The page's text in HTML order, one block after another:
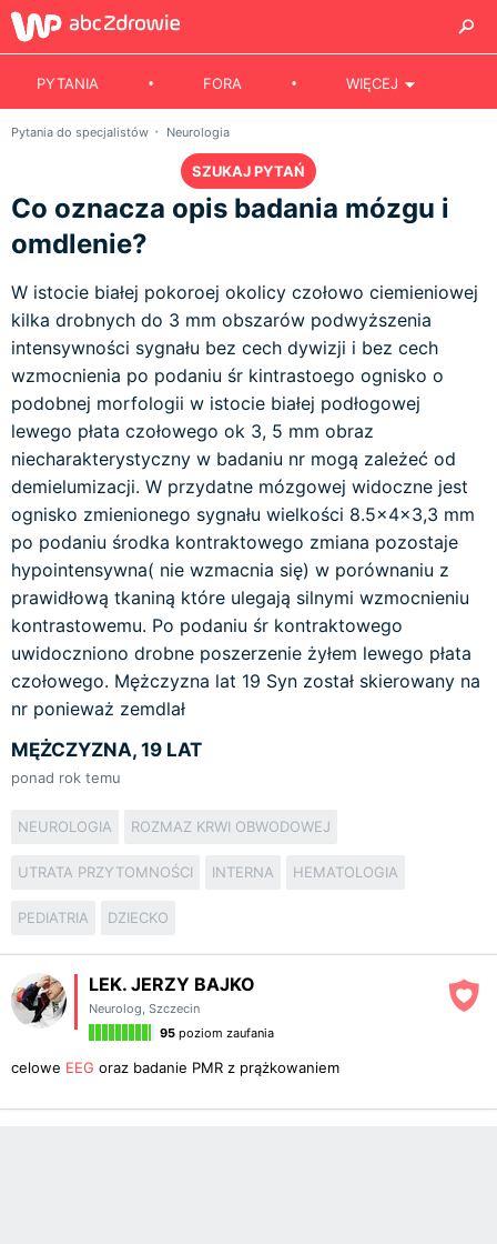
PYTANIA FORA WIĘCEJ
Pytania do specjalistów Neurologia
SZUKAJ PYTAŃ
Co oznacza opis badania mózgu i
omdlenie?
W istocie białej pokoroej okolicy czołowo ciemieniowej
kilka drobnych do 3 mm obszarów podwyższenia
intensywności sygnału bez cech dywizji i bez cech
wzmocnienia po podaniu śr kintrastoego ognisko o
podobnej morfologii w istocie białej podłogowej
lewego płata czołowego ok 3, 5 mm obraz
niecharakterystyczny w badaniu nr mogą zależeć od
demielumizacji. W przydatne mózgowej widoczne jest
ognisko zmienionego sygnału wielkości 8.5×4×3,3 mm
po podaniu środka kontraktowego zmiana pozostaje
hypointensywna( nie wzmacnia się) w porównaniu z
prawidłową tkaniną które ulegają silnymi wzmocnieniu
kontrastowemu. Po podaniu śr kontraktowego
uwidoczniono drobne poszerzenie żyłem lewego płata
czołowego. Mężczyzna lat 19 Syn został skierowany na
nr ponieważ zemdlał
MĘŻCZYZNA, 19 LAT
ponad rok temu
NEUROLOGIA ROZMAZ KRWI OBWODOWEJ
UTRATA PRZYTOMNOŚCI INTERNA HEMATOLOGIA
PEDIATRIA DZIECKO
LEK. JERZY BAJKO
Neurolog, Szczecin
95 poziom zaufania
celowe EEG oraz badanie PMR z prążkowaniem